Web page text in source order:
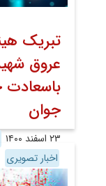
تبریک
عروق
باسعادت
جوان
۲۳ اسفند ۱۴۰۰
اخبار تصویری